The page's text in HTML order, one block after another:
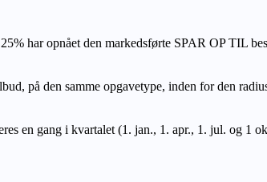
har opnået den markedsførte SPAR OP TIL
på den samme opgavetype, inden for den
en gang i kvartalet (1. jan., 1. apr., 1. jul. og 1